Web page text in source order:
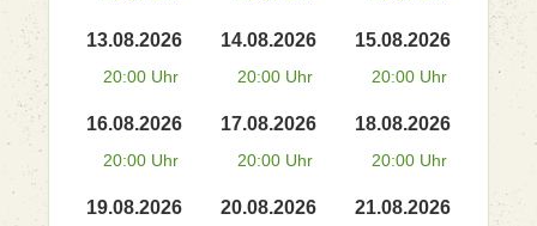
13.08.2026
20:00 Uhr
14.08.2026
20:00 Uhr
15.08.2026
20:00 Uhr
16.08.2026
20:00 Uhr
17.08.2026
20:00 Uhr
18.08.2026
20:00 Uhr
19.08.2026 20.08.2026 21.08.2026